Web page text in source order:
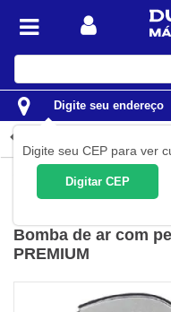
Digite seu endereço
Digite seu CEP para ver
Digitar CEP
Lazer Bombas
Bomba de ar com
PREMIUM